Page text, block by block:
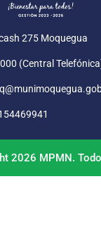
275 Moquegua
(Central
2026 MPMN.